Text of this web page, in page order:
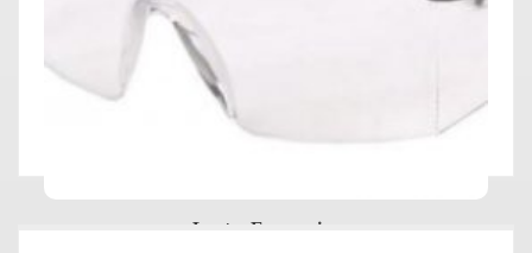
Lentes Economico